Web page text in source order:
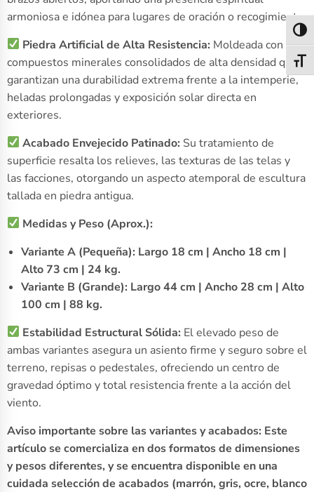
armoniosa e idónea para lugares de oración o recogimiento.
Piedra Artificial de Alta Resistencia: Moldeada con
compuestos minerales consolidados de alta densidad que
garantizan una durabilidad extrema frente a la intemperie,
heladas prolongadas y exposición solar directa en
exteriores.
Acabado Envejecido Patinado: Su tratamiento de
superficie resalta los relieves, las texturas de las telas y
las facciones, otorgando un aspecto atemporal de escultura
tallada en piedra antigua.
Medidas y Peso (Aprox.):
Variante A (Pequeña): Largo 18 cm | Ancho 18 cm |
Alto 73 cm | 24 kg.
Variante B (Grande): Largo 44 cm | Ancho 28 cm | Alto
100 cm | 88 kg.
Estabilidad Estructural Sólida: El elevado peso de
ambas variantes asegura un asiento firme y seguro sobre el
terreno, repisas o pedestales, ofreciendo un centro de
gravedad óptimo y total resistencia frente a la acción del
viento.
Aviso importante sobre las variantes y acabados: Este
artículo se comercializa en dos formatos de dimensiones
y pesos diferentes, y se encuentra disponible en una
cuidada selección de acabados (marrón, gris, ocre, blanco